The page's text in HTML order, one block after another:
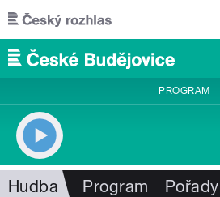
Přejít k hlavnímu obsahu
PROGRAM
Hudba Program Pořady